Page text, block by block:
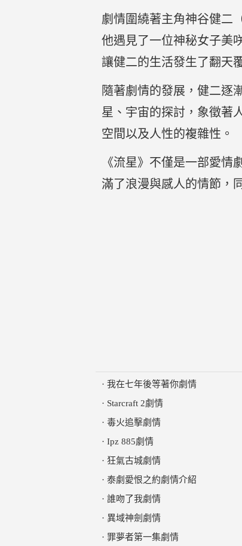
劇情圍繞著主角神谷健二
他遇見了一位神秘女子美
讓健二的生活發生了翻天
隨著劇情的發展，健二逐
星、宇宙的探討，象徵著
空間以及人性的複雜性。
《流星》不僅是一部愛
滿了浪漫與感人的情節，
· 我在七年後等著你劇情
· Starcraft 2劇情
· 毒火追擊劇情
· Ipz 885劇情
· 狂氣古城劇情
· 泰劇愛恨之約劇情介紹
· 誰吻了我劇情
· 異域神劍劇情
· 罪夢者第一集劇情